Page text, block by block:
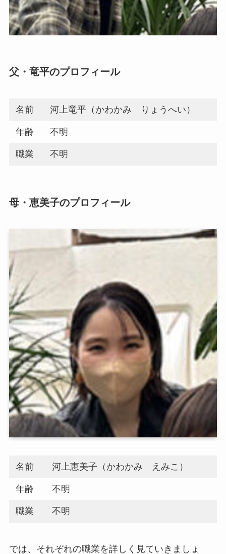
父・竜平のプロフィール
名前 河上竜平 （かわかみ りょうへい）
年齢 不明
職業 不明
母・恵美子のプロフィール
名前 河上恵美子 （かわかみ えみこ）
年齢 不明
職業 不明
では、それぞれの職業を詳しく見ていきましょ